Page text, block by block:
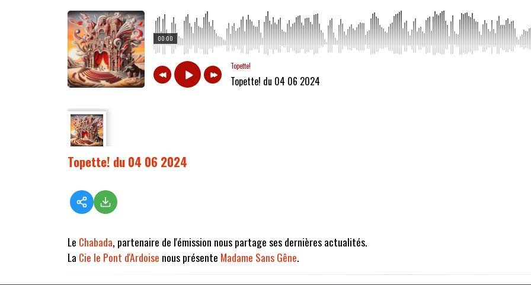
00:00
Topette!
Topette! du 04 06 2024
Topette! du 04 06 2024
Le Chabada, partenaire de l'émission nous partage ses dernières actualités.
La Cie le Pont d'Ardoise nous présente Madame Sans Gêne.